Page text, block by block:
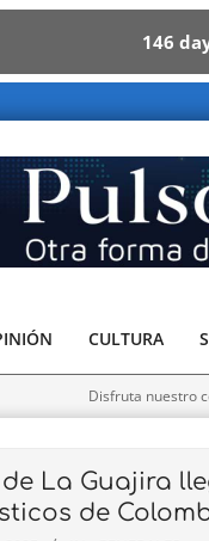
146
CULTURA
Disfruta nuestro
de La Guajira
de